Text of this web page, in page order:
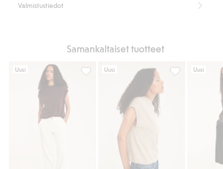
Valmistustiedot
Samankaltaiset tuotteet
Uusi
Neulottu liivi, jossa on matala
Uusi Uusi